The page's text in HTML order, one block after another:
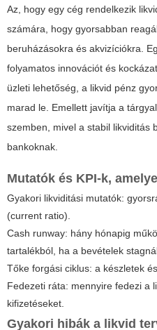
Az, hogy egy cég rendelkezik
számára, hogy gyorsabban
beruházásokra és akvizíciókra.
folyamatos innovációt és
üzleti lehetőség, a likvid pénz
marad le. Emellett javítja a
szemben, mivel a stabil likviditás
bankoknak.
Mutatók és KPI-k,
Gyakori likviditási mutatók:
(current ratio).
Cash runway: hány hónapig
tartalékból, ha a bevételek
Tőke forgási ciklus: a készletek
Fedezeti ráta: mennyire fedezi a
kifizetéseket.
Gyakori hibák a likvid